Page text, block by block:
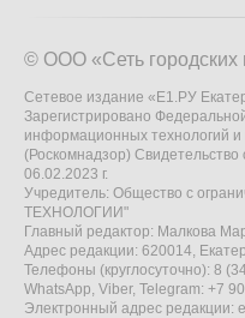
© ООО «Сеть городских
Сетевое издание «Е1.РУ
Зарегистрировано
информационных технологий и
(Роскомнадзор)
06.02.2023 г.
Учредитель: Общество с
ТЕХНОЛОГИИ"
Главный редактор: Малкова
Адрес редакции: 620014,
Телефоны (круглосуточно): 8
WhatsApp, Viber, Telegram: +7
Электронный адрес редакции: